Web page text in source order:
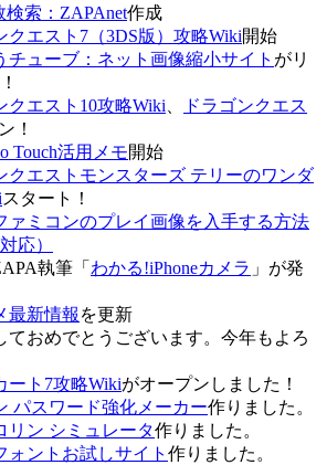
検索：ZAPAnet作成
クエスト7（3DS版）攻略Wiki開始
チューブ：ネット画像縮小サイト がリ
クエスト10攻略Wiki
ドラゴンクエス
！
Touch活用メモ開始
クエストモンスターズ テリーのワンダ
スタート！
ァミコンのプレイ画像を入手する方法
応）
執筆「 わかる!iPhoneカメラ 」が発
最新情報 を更新
おめでとうございます。今年もよろ
ート7攻略Wikiがオープンしました！
パスワード強化メーカー作りました。
リン シミュレータ作りました。
ォントお試しサイト 作りました。